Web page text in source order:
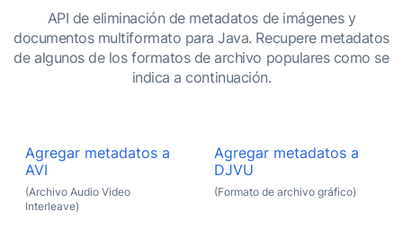
API de eliminación de metadatos de imágenes y
documentos multiformato para Java. Recupere metadatos
de algunos de los formatos de archivo populares como se
indica a continuación.
Agregar metadatos a
AVI
(Archivo Audio Video
Interleave)
Agregar metadatos a
DJVU
(Formato de archivo gráfico)